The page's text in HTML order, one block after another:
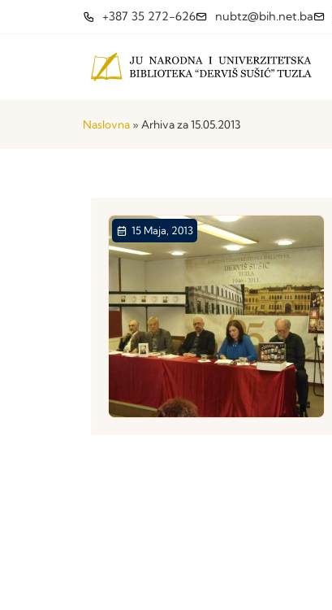
+387 35 272-626 nubtz@bih.net.ba
Naslovna » Arhiva za 15.05.2013
15 Maja, 2013